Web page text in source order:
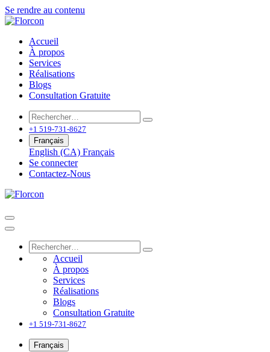
Se rendre au contenu
Accueil
À propos
Services
Réalisations
Blogs
Consultation Gratuite
+1 519-731-8627
Français
English (CA) Français
Se connecter
Contactez-Nous
Accueil
À propos
Services
Réalisations
Blogs
Consultation Gratuite
+1 519-731-8627
Français